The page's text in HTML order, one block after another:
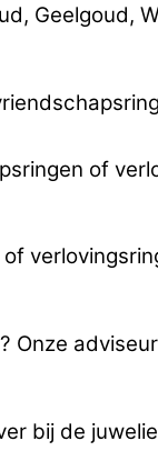
Geelgoud,
of
bij de